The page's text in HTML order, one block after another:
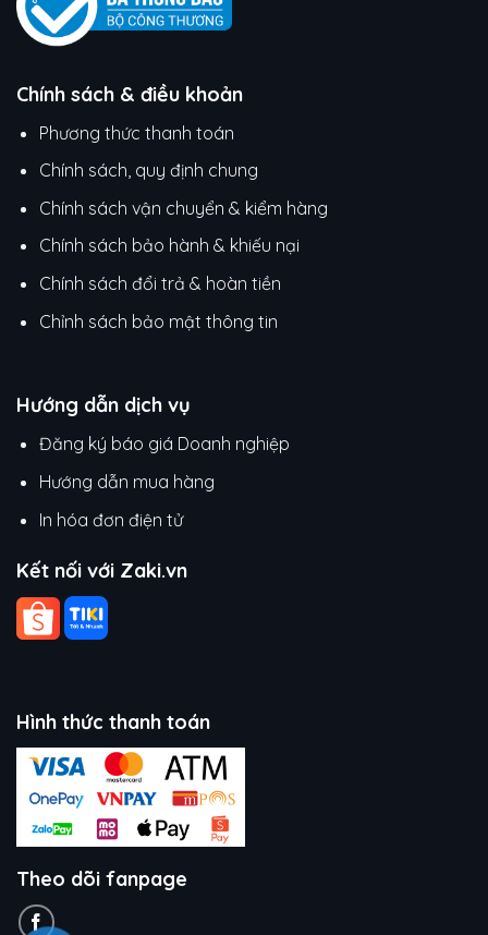
Chính sách & điều khoản
Phương thức thanh toán
Chính sách, quy định chung
Chính sách vận chuyển & kiểm hàng
Chính sách bảo hành & khiếu nại
Chính sách đổi trả & hoàn tiền
Chỉnh sách bảo mật thông tin
Hướng dẫn dịch vụ
Đăng ký báo giá Doanh nghiệp
Hướng dẫn mua hàng
In hóa đơn điện tử
Kết nối với Zaki.vn
Hình thức thanh toán
Theo dõi fanpage